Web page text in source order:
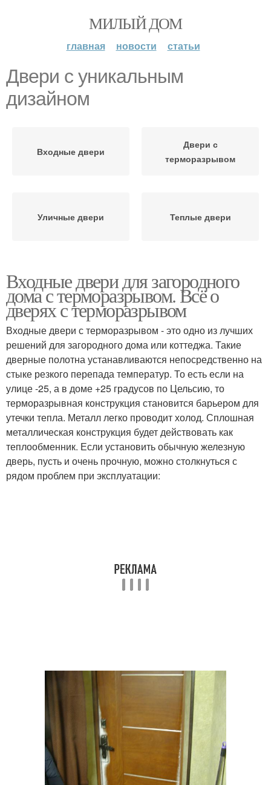
МИЛЫЙ ДОМ
главная новости статьи
Двери с уникальным
дизайном
Входные двери
Двери с
терморазрывом
Уличные двери Теплые двери
Входные двери для загородного
дома с терморазрывом. Всё о
дверях с терморазрывом
Входные двери с терморазрывом - это одно из лучших
решений для загородного дома или коттеджа. Такие
дверные полотна устанавливаются непосредственно на
стыке резкого перепада температур. То есть если на
улице -25, а в доме +25 градусов по Цельсию, то
терморазрывная конструкция становится барьером для
утечки тепла. Металл легко проводит холод. Сплошная
металлическая конструкция будет действовать как
теплообменник. Если установить обычную железную
дверь, пусть и очень прочную, можно столкнуться с
рядом проблем при эксплуатации: